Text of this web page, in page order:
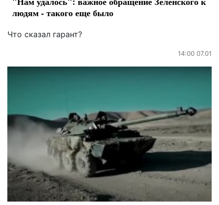
людям - такого еще было
Что сказал гарант?
14:00 07.01